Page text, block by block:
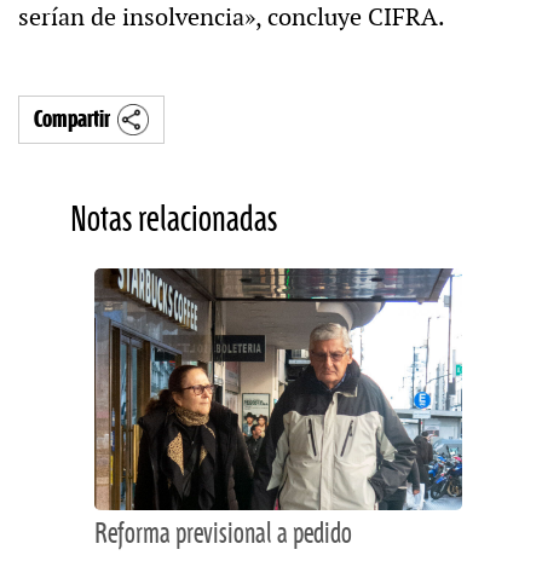
serían de insolvencia», concluye CIFRA.
Compartir
Notas relacionadas
Reforma previsional a pedido